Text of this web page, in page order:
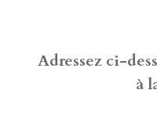
Adressez ci-
à